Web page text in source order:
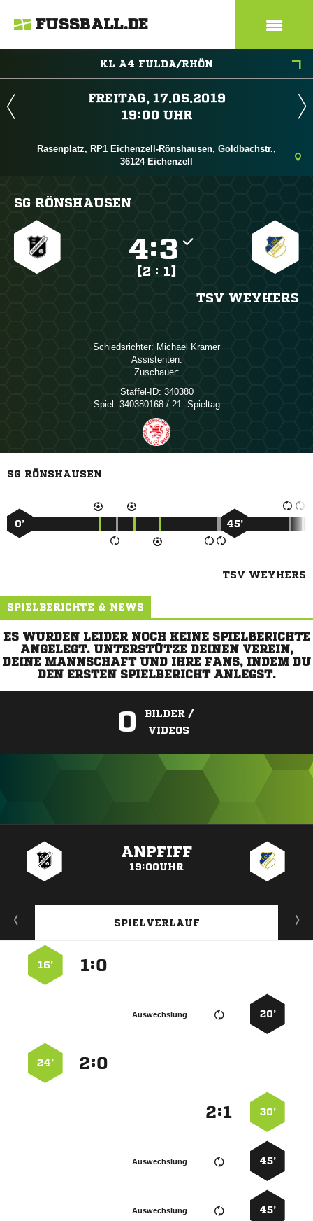
FUSSBALL.DE
KL A4 FULDA/RHÖN
 
 
Rasenplatz, RP1 Eichenzell-Rönshausen, Goldbachstr.,
36124 Eichenzell
SG RÖNSHAUSEN
:
[2 : 1]
TSV WEYHERS
Schiedsrichter:  
Assistenten:
Zuschauer:
Staffel-ID: 340380
Spiel: 340380168 / 21. Spieltag
SG RÖNSHAUSEN
0’ 45’
TSV WEYHERS
SPIELBERICHTE & NEWS
ES WURDEN LEIDER NOCH KEINE SPIELBERICHTE
ANGELEGT. UNTERSTÜTZE DEINEN VEREIN,
DEINE MANNSCHAFT UND IHRE FANS, INDEM DU
DEN ERSTEN SPIELBERICHT ANLEGST.
0
BILDER /
VIDEOS
ANPFIFF
19:00UHR
SPIELVERLAUF
:
16’
20’
Auswechslung
:
24’
30’
:
45’
Auswechslung
45’
Auswechslung